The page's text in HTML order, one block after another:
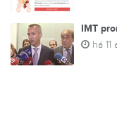
IMT
há 11